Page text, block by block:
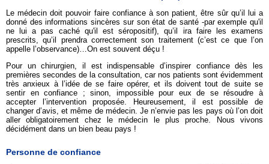
Le médecin doit pouvoir faire confiance à son patient, être sûr qu’il lui a
donné des informations sincères sur son état de santé -par exemple qu'il
ne lui a pas caché qu'il est séropositif), qu’il ira faire les examens
prescrits, qu’il prendra correctement son traitement (c’est ce que l’on
appelle l’observance)…On est souvent déçu !
Pour un chirurgien, il est indispensable d’inspirer confiance dès les
premières secondes de la consultation, car nos patients sont évidemment
très anxieux à l’idée de se faire opérer, et ils doivent tout de suite se
sentir en confiance ; sinon, impossible pour eux de se résoudre à
accepter l’intervention proposée. Heureusement, il est possible de
changer d’avis, et même de médecin. Je n’envie pas les pays où l’on doit
aller obligatoirement chez le médecin le plus proche. Nous vivons
décidément dans un bien beau pays !
Personne de confiance